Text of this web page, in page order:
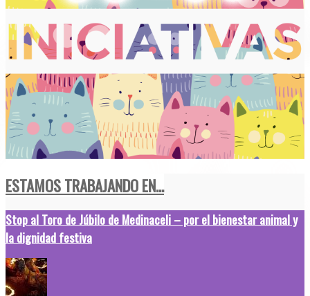
ESTAMOS TRABAJANDO EN...
Stop al Toro de Júbilo de Medinaceli – por el bienestar animal y
la dignidad festiva